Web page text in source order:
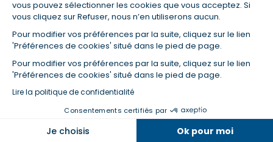
vous pouvez sélectionner les cookies que vous acceptez. Si
vous cliquez sur Refuser, nous n’en utiliserons aucun.
Pour modifier vos préférences par la suite, cliquez sur le lien
'Préférences de cookies' situé dans le pied de page.
Pour modifier vos préférences par la suite, cliquez sur le lien
'Préférences de cookies' situé dans le pied de page.
Lire la politique de confidentialité
Consentements certifiés par
Je choisis Ok pour moi
Taux et tendances à suivre
(4) La diminution du montant des mensualités entraîne l'allongement
de la durée de remboursement ainsi que la hausse du coût total du
(5) Banques de réseau, mutualistes, spécialisées, directions
régionales, organismes de crédit selon votre profil et votre demande.
Mutuelles, compagnies et courtiers d'assurances. Selon votre profil et
votre demande.
régionales, organismes de crédit, selon votre profil et votre demande.